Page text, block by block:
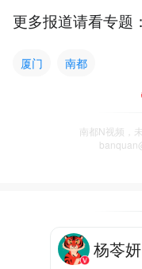
更多报道请看专题：
厦门
南都
南都N视频，
杨苓妍